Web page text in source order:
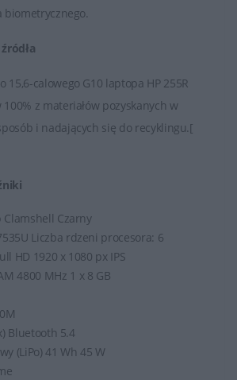
15,6-calowego G10 laptopa HP 255R
z materiałów pozyskanych w
i nadających się do recyklingu.[
Clamshell Czarny
Liczba rdzeni procesora: 6
HD 1920 x 1080 px IPS
4800 MHz 1 x 8 GB
Bluetooth 5.4
(LiPo) 41 Wh 45 W